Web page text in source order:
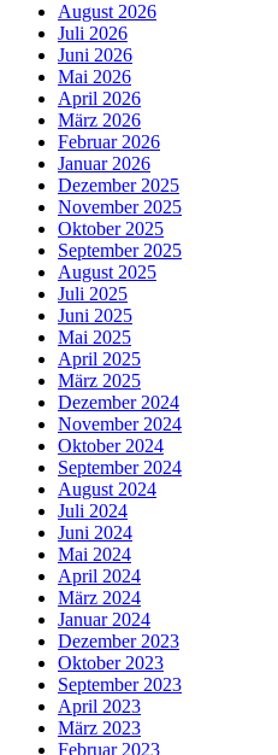
August 2026
Juli 2026
Juni 2026
Mai 2026
April 2026
März 2026
Februar 2026
Januar 2026
Dezember 2025
November 2025
Oktober 2025
September 2025
August 2025
Juli 2025
Juni 2025
Mai 2025
April 2025
März 2025
Dezember 2024
November 2024
Oktober 2024
September 2024
August 2024
Juli 2024
Juni 2024
Mai 2024
April 2024
März 2024
Januar 2024
Dezember 2023
Oktober 2023
September 2023
April 2023
März 2023
Februar 2023